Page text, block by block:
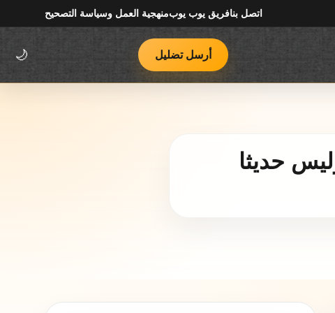
اتصل بنافريق يوب يوبمنهجية العمل وسياسة التصحيح
أرسل تضليل 🌙